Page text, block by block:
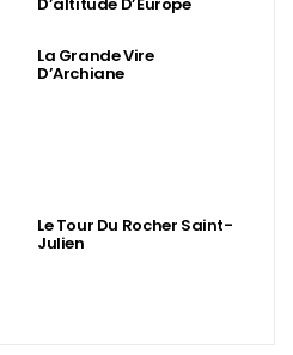
La Grande Vire
D’Archiane
Le Tour Du Rocher Saint-
Julien